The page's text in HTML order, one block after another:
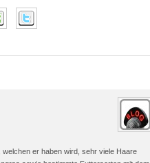
er haben wird, sehr viele Haare